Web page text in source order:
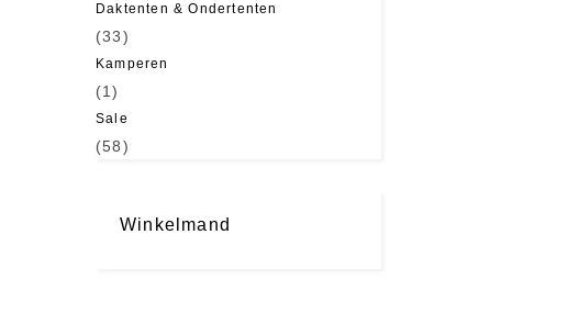
Daktenten & Ondertenten
(33)
Kamperen
(1)
Sale
(58)
Winkelmand